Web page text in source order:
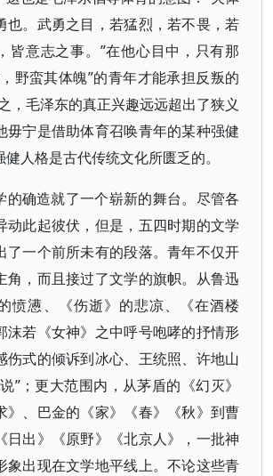
也。武勇之目，若猛烈，若不畏，若
皆意志之事。”在他心目中，只有那
野蛮其体魄”的青年才能承担反叛的
毛泽东的真正兴趣远远超出了狭义
毋宁是借助体育召唤青年的某种强健
人格是古代传统文化所匮乏的。
的确造就了一个崭新的舞台。尽管各
动此起彼伏，但是，五四时期的文学
了一个前所未有的段落。青年不仅开
角，而且接过了文学的旗帜。从鲁迅
愤懑、《伤逝》的悲凉、《在酒楼
沫若《女神》之中呼号咆哮的抒情形
伤式的倾诉到冰心、王统照、许地山
”；更大范围内，从茅盾的《幻灭》
》、巴金的《家》《春》《秋》到曹
日出》《原野》《北京人》，一批神
象出现在文学地平线上。不论这些青